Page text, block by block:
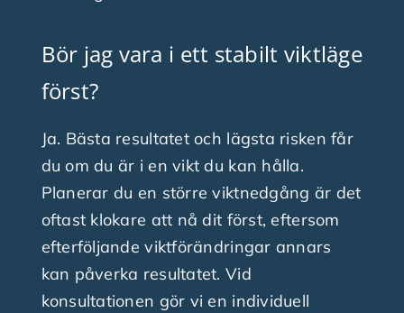
Bör jag vara i ett stabilt viktläge
först?
Ja. Bästa resultatet och lägsta risken får
du om du är i en vikt du kan hålla.
Planerar du en större viktnedgång är det
oftast klokare att nå dit först, eftersom
efterföljande viktförändringar annars
kan påverka resultatet. Vid
konsultationen gör vi en individuell